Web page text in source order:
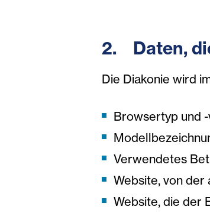
2. Daten,
Die Diakonie wird
Browsertyp und
Verwendetes
Website, von
Website, die der